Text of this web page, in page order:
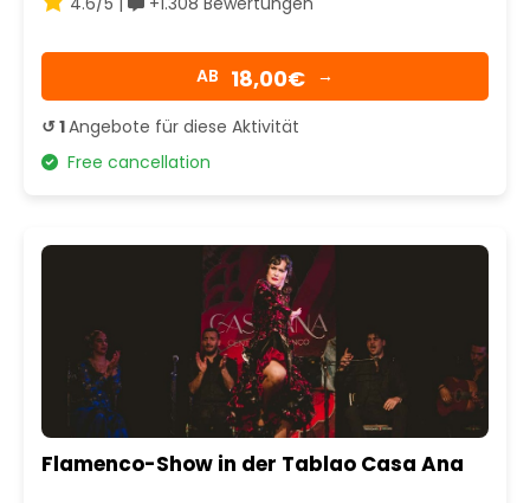
AB 18,00€ →
↺ 1Angebote für diese Aktivität
Free cancellation
Flamenco-Show in der Tablao Casa Ana